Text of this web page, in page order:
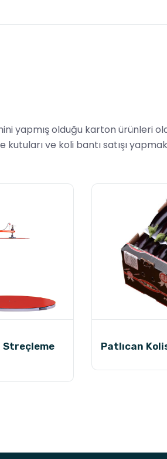
yapmış olduğu karton ürünleri
ve koli bantı satışı
Streçleme
Patlıcan